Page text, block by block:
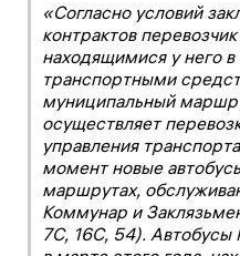
«Согласно условий
контрактов
находящимися у него в
транспортными
муниципальный
осуществляет
управления
момент новые
маршрутах,
Коммунар и
7С, 16С, 54).